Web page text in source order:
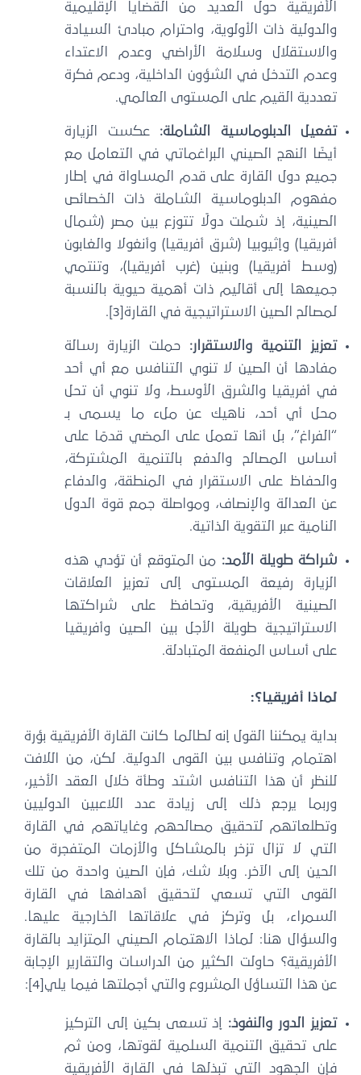
الأفريقية حول العديد من القضايا الإقليمية
والدولية ذات الأولوية، واحترام مبادئ السيادة
والاستقلال وسلامة الأراضي وعدم الاعتداء
وعدم التدخل في الشؤون الداخلية، ودعم فكرة
تعددية القيم على المستوى العالمي.
تفعيل الدبلوماسية الشاملة: عكست الزيارة
أيضًا النهج الصيني البراغماتي في التعامل مع
جميع دول القارة على قدم المساواة في إطار
مفهوم الدبلوماسية الشاملة ذات الخصائص
الصينية، إذ شملت دولًا تتوزع بين مصر (شمال
أفريقيا) وإثيوبيا (شرق أفريقيا) وأنغولا والغابون
(وسط أفريقيا) وبنين (غرب أفريقيا)، وتنتمي
جميعها إلى أقاليم ذات أهمية حيوية بالنسبة
لمصالح الصين الاستراتيجية في القارة[3].
تعزيز التنمية والاستقرار: حملت الزيارة رسالة
مفادها أن الصين لا تنوي التنافس مع أي أحد
في أفريقيا والشرق الأوسط، ولا تنوي أن تحل
محل أي أحد، ناهيك عن ملء ما يسمى بـ
“الفراغ”، بل أنها تعمل على المضي قدمًا على
أساس المصالح والدفع بالتنمية المشتركة،
والحفاظ على الاستقرار في المنطقة، والدفاع
عن العدالة والإنصاف، ومواصلة جمع قوة الدول
النامية عبر التقوية الذاتية.
شراكة طويلة الأمد: من المتوقع أن تؤدي هذه
الزيارة رفيعة المستوى إلى تعزيز العلاقات
الصينية الأفريقية، وتحافظ على شراكتها
الاستراتيجية طويلة الأجل بين الصين وأفريقيا
على أساس المنفعة المتبادلة.
لماذا أفريقيا؟:
بداية يمكننا القول إنه لطالما كانت القارة الأفريقية بؤرة
اهتمام وتنافس بين القوى الدولية. لكن، من اللافت
للنظر أن هذا التنافس اشتد وطأة خلال العقد الأخير،
وربما يرجع ذلك إلى زيادة عدد اللاعبين الدوليين
وتطلعاتهم لتحقيق مصالحهم وغاياتهم في القارة
التي لا تزال تزخر بالمشاكل والأزمات المتفجرة من
الحين إلى الآخر. وبلا شك، فإن الصين واحدة من تلك
القوى التي تسعي لتحقيق أهدافها في القارة
السمراء، بل وتركز في علاقاتها الخارجية عليها.
والسؤال هنا: لماذا الاهتمام الصيني المتزايد بالقارة
الأفريقية؟ حاولت الكثير من الدراسات والتقارير الإجابة
عن هذا التساؤل المشروع والتي أجملتها فيما يلي[4]:
تعزيز الدور والنفوذ: إذ تسعى بكين إلى التركيز
على تحقيق التنمية السلمية لقوتها، ومن ثم
فإن الجهود التي تبذلها في القارة الأفريقية